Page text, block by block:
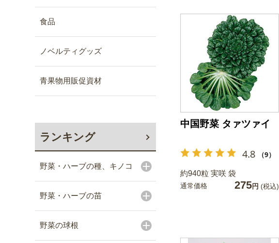
食品
ノベルティグッズ
青果物用販促資材
ランキング
野菜・ハーブの種、キノコ
野菜・ハーブの苗
野菜の球根
中国野菜 タァツァイ
4.8 （9）
約940粒 実咲 袋
通常価格 275円 (税込)